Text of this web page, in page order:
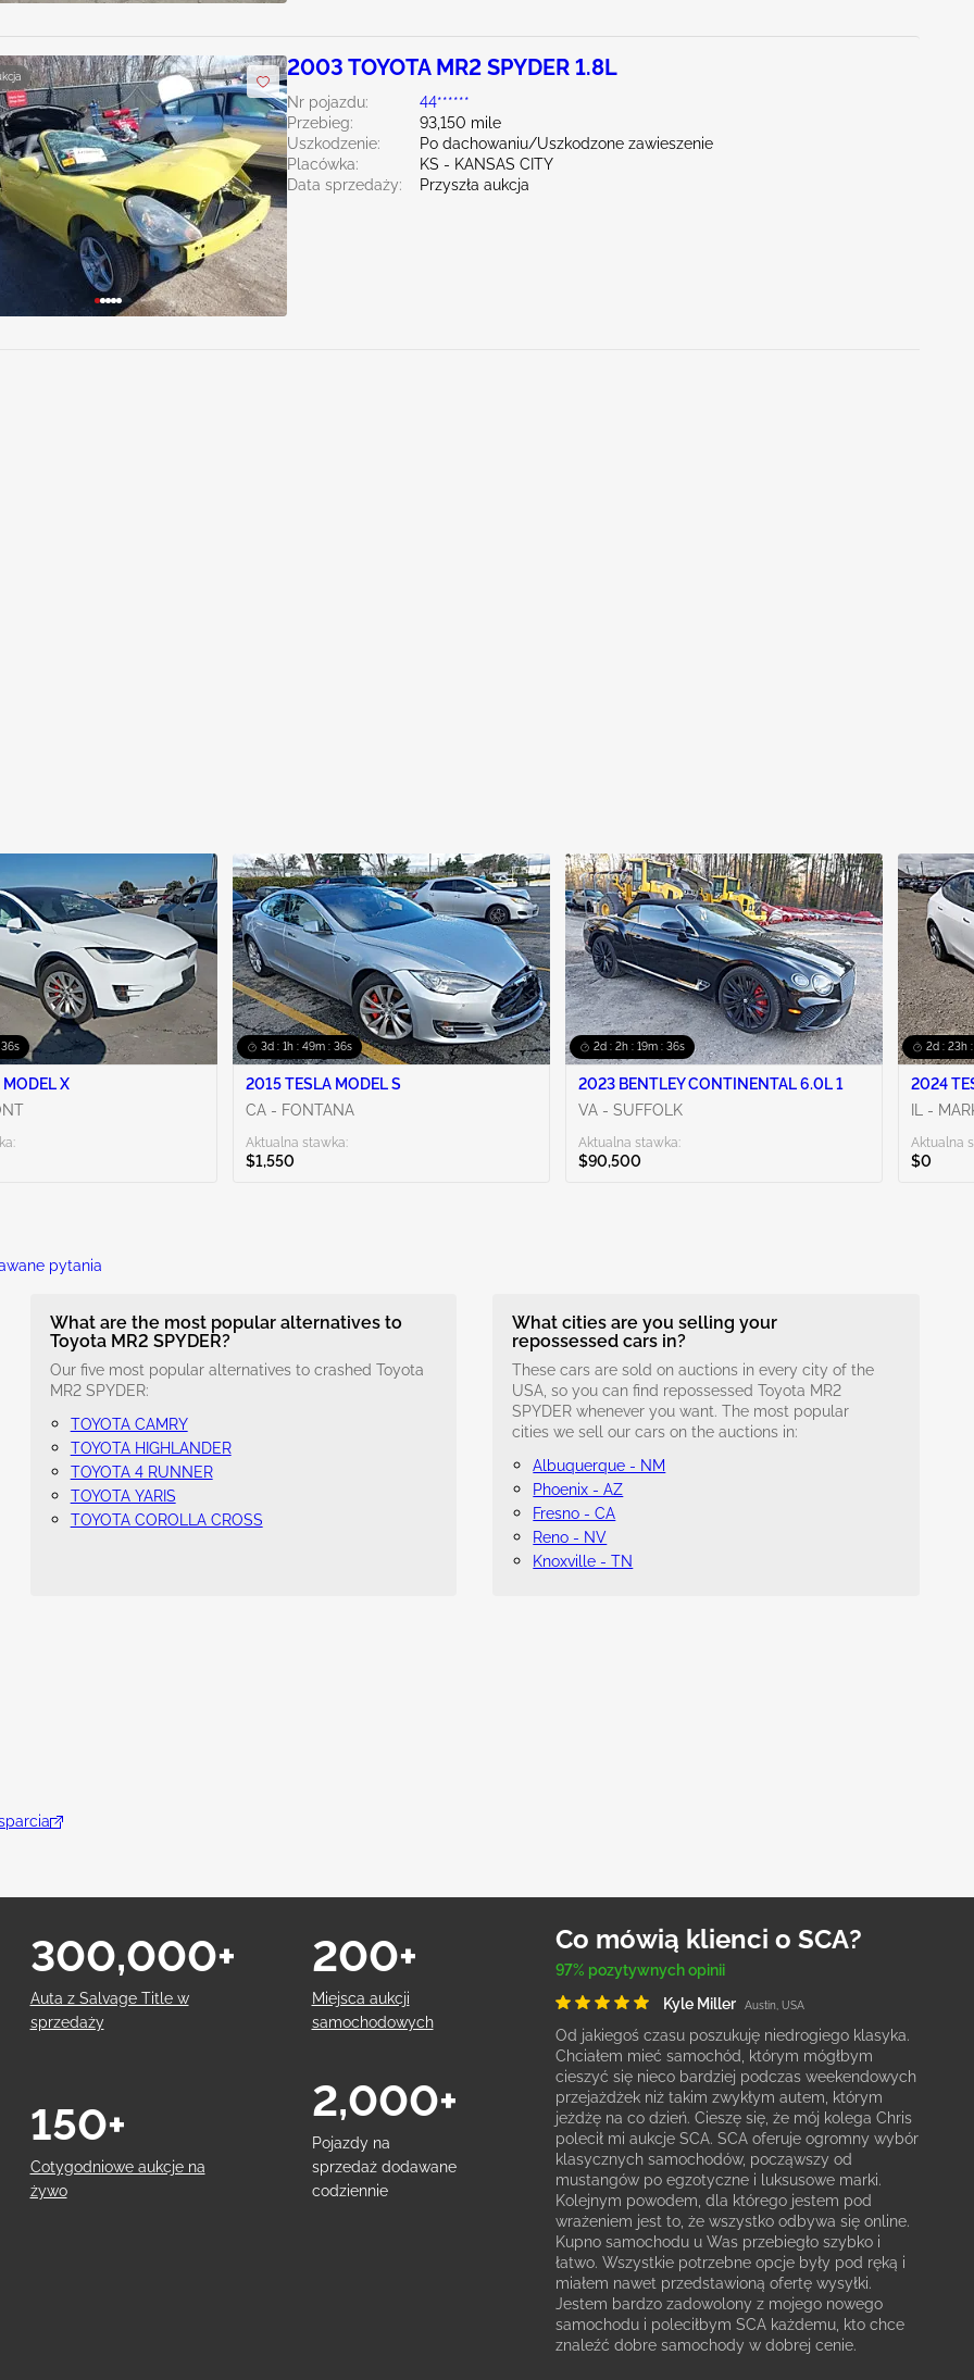
2003 TOYOTA MR2 SPYDER 1.8L
Nr pojazdu:
44******
Przebieg:
93,150 mile
Uszkodzenie:
Po dachowaniu/Uszkodzone zawieszenie
Placówka:
KS - KANSAS CITY
Data sprzedaży:
Przyszła aukcja
35s
X
3d : 1h : 49m : 35s
2015 TESLA MODEL S
CA - FONTANA
Aktualna stawka:
$1,550
2d : 2h : 19m : 35s
2023 BENTLEY CONTINENTAL 6.0L 1
VA - SUFFOLK
Aktualna stawka:
$90,500
2d : 23h
2024
IL -
Aktualna
$0
pytania
What are the most popular alternatives to
Toyota MR2 SPYDER?
Our five most popular alternatives to crashed Toyota
MR2 SPYDER:
TOYOTA CAMRY
TOYOTA HIGHLANDER
TOYOTA 4 RUNNER
TOYOTA YARIS
TOYOTA COROLLA CROSS
What cities are you selling your
repossessed cars in?
These cars are sold on auctions in every city of the
USA, so you can find repossessed Toyota MR2
SPYDER whenever you want. The most popular
cities we sell our cars on the auctions in:
Albuquerque - NM
Phoenix - AZ
Fresno - CA
Reno - NV
Knoxville - TN
Auta z Salvage Title w
sprzedaży
300,000+
Miejsca aukcji
samochodowych
200+
Cotygodniowe aukcje na
żywo
150+
Pojazdy na
sprzedaż dodawane
codziennie
2,000+
Co mówią klienci o SCA?
97% pozytywnych opinii
Kyle Miller
Austin, USA
Od jakiegoś czasu poszukuję niedrogiego klasyka.
Chciałem mieć samochód, którym mógłbym
cieszyć się nieco bardziej podczas weekendowych
przejażdżek niż takim zwykłym autem, którym
jeżdżę na co dzień. Cieszę się, że mój kolega Chris
polecił mi aukcje SCA. SCA oferuje ogromny wybór
klasycznych samochodów, począwszy od
mustangów po egzotyczne i luksusowe marki.
Kolejnym powodem, dla którego jestem pod
wrażeniem jest to, że wszystko odbywa się online.
Kupno samochodu u Was przebiegło szybko i
łatwo. Wszystkie potrzebne opcje były pod ręką i
miałem nawet przedstawioną ofertę wysyłki.
Jestem bardzo zadowolony z mojego nowego
samochodu i poleciłbym SCA każdemu, kto chce
znaleźć dobre samochody w dobrej cenie.